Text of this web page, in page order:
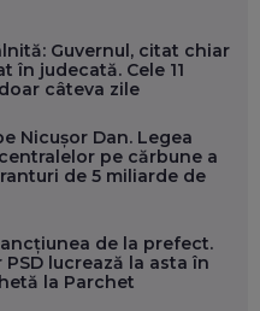
CUM ÎȚI PROTEJEZI
CARE SUNT PRIMII PAȘI ÎNTR-O
PERMIS”
VREI SUCCES ONLINE?
DE LA CLUJ PENTRU
Guvernul, citat chiar
în judecată. Cele 11
câteva zile
Nicușor Dan. Legea
pe cărbune a
de 5 miliarde de
de la prefect.
lucrează la asta în
la Parchet